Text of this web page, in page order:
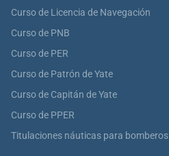
Curso de Licencia de Navegación
Curso de PNB
Curso de PER
Curso de Patrón de Yate
Curso de Capitán de Yate
Curso de PPER
Titulaciones náuticas para bomberos